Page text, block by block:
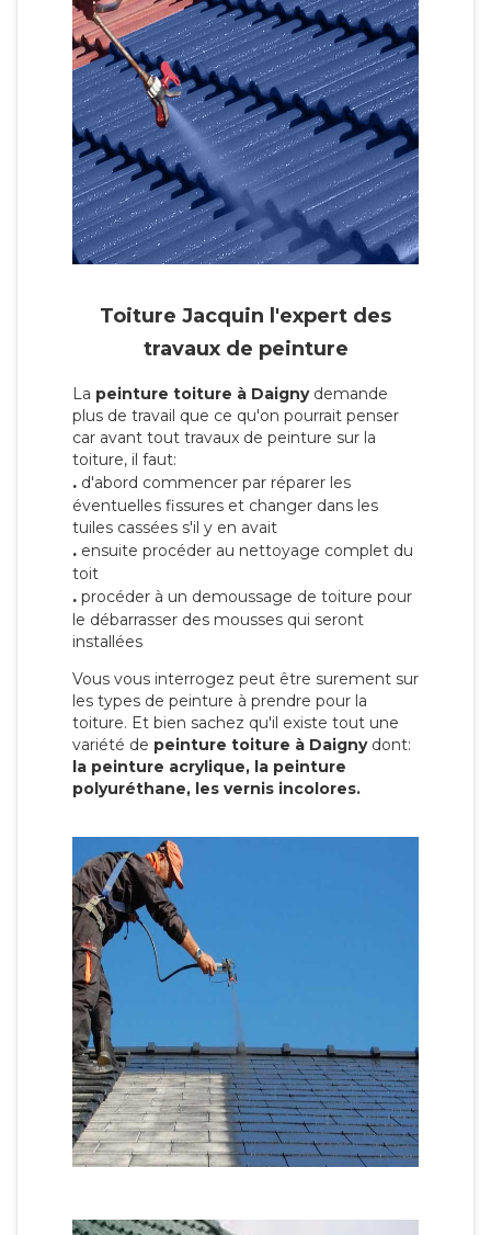
Toiture Jacquin l'expert des
travaux de peinture
La peinture toiture à Daignydemande
plus de travail que ce qu'on pourrait penser
car avant tout travaux de peinture sur la
toiture, il faut:
. d'abord commencer par réparer les
éventuelles fissures et changer dans les
tuiles cassées s'il y en avait
. ensuite procéder au nettoyage complet du
toit
. procéder à un demoussage de toiture pour
le débarrasser des mousses qui seront
installées
Vous vous interrogez peut être surement sur
les types de peinture à prendre pour la
toiture. Et bien sachez qu'il existe tout une
variété de peinture toiture à Daigny dont:
la peinture acrylique, la peinture
polyuréthane, les vernis incolores.